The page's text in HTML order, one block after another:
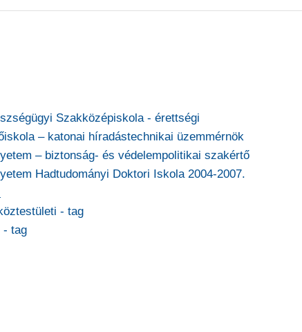
Szakközépiskola - érettségi
– katonai híradástechnikai üzemmérnök
– biztonság- és védelempolitikai szakértő
Hadtudományi Doktori Iskola 2004-2007.
- tag
- tag